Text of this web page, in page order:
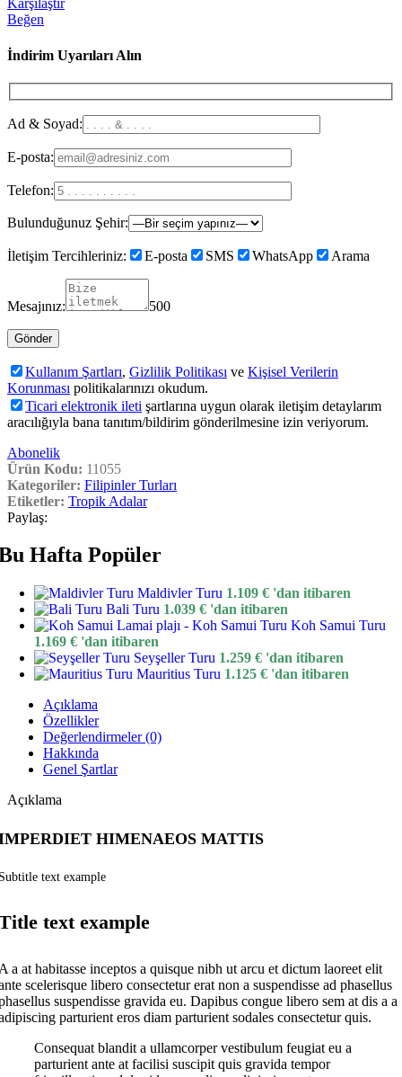
Karşılaştır
Beğen
İndirim Uyarıları Alın
Ad & Soyad:
E-posta:
Telefon:
Bulunduğunuz Şehir:
İletişim Tercihleriniz: E-posta SMS WhatsApp Arama
Mesajınız: 500
Kullanım Şartları, Gizlilik Politikası ve Kişisel Verilerin
Korunması politikalarınızı okudum.
Ticari elektronik ileti şartlarına uygun olarak iletişim detaylarım
aracılığıyla bana tanıtım/bildirim gönderilmesine izin veriyorum.
Abonelik
Ürün Kodu: 11055
Kategoriler: Filipinler Turları
Etiketler: Tropik Adalar
Paylaş:
Hafta Popüler
Maldivler Turu 1.109 € 'dan itibaren
Bali Turu 1.039 € 'dan itibaren
Koh Samui Turu
1.169 € 'dan itibaren
Seyşeller Turu 1.259 € 'dan itibaren
Mauritius Turu 1.125 € 'dan itibaren
Açıklama
Özellikler
Değerlendirmeler (0)
Hakkında
Genel Şartlar
Açıklama
HIMENAEOS MATTIS
text example
text example
a at habitasse inceptos a quisque nibh ut arcu et dictum laoreet elit
scelerisque libero consectetur erat non a suspendisse ad phasellus
suspendisse gravida eu. Dapibus congue libero sem at dis a a
parturient eros diam parturient sodales consectetur quis.
Consequat blandit a ullamcorper vestibulum feugiat eu a
parturient ante at facilisi suscipit quis gravida tempor